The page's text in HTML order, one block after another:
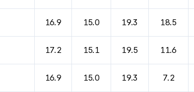
16.9 15.0 19.3 18.5
17.2 15.1 19.5 11.6
16.9 15.0 19.3 7.2